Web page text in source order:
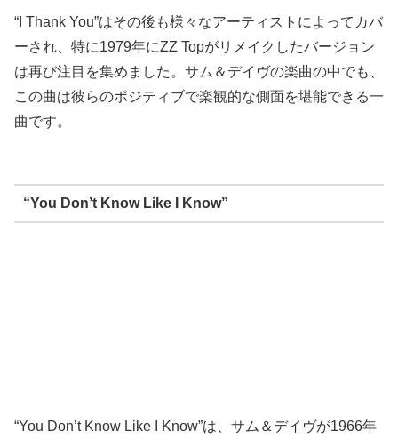
“I Thank You”はその後も様々なアーティストによってカバ
ーされ、特に1979年にZZ Topがリメイクしたバージョン
は再び注目を集めました。サム＆デイヴの楽曲の中でも、
この曲は彼らのポジティブで楽観的な側面を堪能できる一
曲です。
“You Don’t Know Like I Know”
“You Don’t Know Like I Know”は、サム＆デイヴが1966年